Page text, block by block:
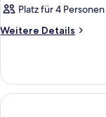
Platz für 4 Personen
Weitere Details
Weitere